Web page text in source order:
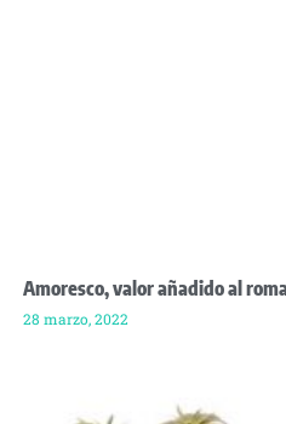
Amoresco, valor añadido al
28 marzo, 2022